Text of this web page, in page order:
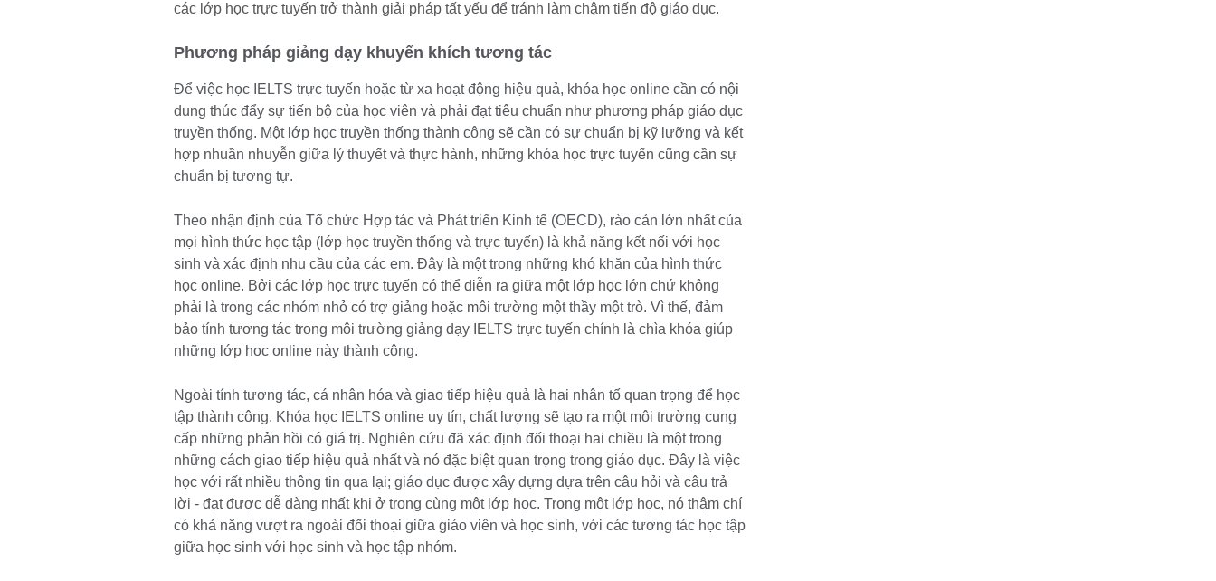
các lớp học trực tuyến trở thành giải pháp tất yếu để tránh làm chậm tiến độ giáo dục.
Phương pháp giảng dạy khuyến khích tương tác
Để việc học IELTS trực tuyến hoặc từ xa hoạt động hiệu quả, khóa học online cần có nội
dung thúc đẩy sự tiến bộ của học viên và phải đạt tiêu chuẩn như phương pháp giáo dục
truyền thống. Một lớp học truyền thống thành công sẽ cần có sự chuẩn bị kỹ lưỡng và kết
hợp nhuần nhuyễn giữa lý thuyết và thực hành, những khóa học trực tuyến cũng cần sự
chuẩn bị tương tự.
Theo nhận định của Tổ chức Hợp tác và Phát triển Kinh tế (OECD), rào cản lớn nhất của
mọi hình thức học tập (lớp học truyền thống và trực tuyến) là khả năng kết nối với học
sinh và xác định nhu cầu của các em. Đây là một trong những khó khăn của hình thức
học online. Bởi các lớp học trực tuyến có thể diễn ra giữa một lớp học lớn chứ không
phải là trong các nhóm nhỏ có trợ giảng hoặc môi trường một thầy một trò. Vì thế, đảm
bảo tính tương tác trong môi trường giảng dạy IELTS trực tuyến chính là chìa khóa giúp
những lớp học online này thành công.
Ngoài tính tương tác, cá nhân hóa và giao tiếp hiệu quả là hai nhân tố quan trọng để học
tập thành công. Khóa học IELTS online uy tín, chất lượng sẽ tạo ra một môi trường cung
cấp những phản hồi có giá trị. Nghiên cứu đã xác định đối thoại hai chiều là một trong
những cách giao tiếp hiệu quả nhất và nó đặc biệt quan trọng trong giáo dục. Đây là việc
học với rất nhiều thông tin qua lại; giáo dục được xây dựng dựa trên câu hỏi và câu trả
lời - đạt được dễ dàng nhất khi ở trong cùng một lớp học. Trong một lớp học, nó thậm chí
có khả năng vượt ra ngoài đối thoại giữa giáo viên và học sinh, với các tương tác học tập
giữa học sinh với học sinh và học tập nhóm.